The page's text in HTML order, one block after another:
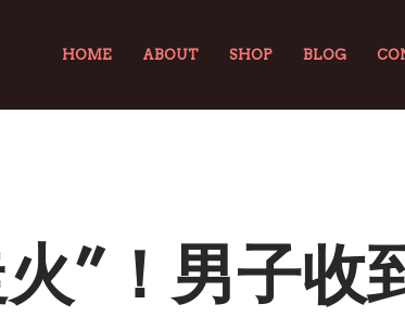
HOME ABOUT SHOP BLOG
”！男子收